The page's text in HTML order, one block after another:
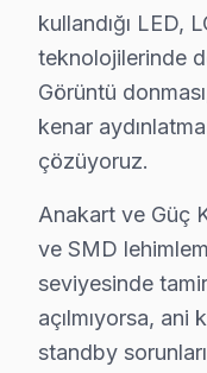
Yumatu
Zeytinburnu'de
Zeytinburnu
Yumatu akıllı TV
Zeytinburnu
Zeytinburnu'de
kullandığı LED,
teknolojilerinde
Görüntü
kenar
çözüyoruz.
Anakart ve Güç
ve SMD
seviyesinde
açılmıyorsa, ani
standby